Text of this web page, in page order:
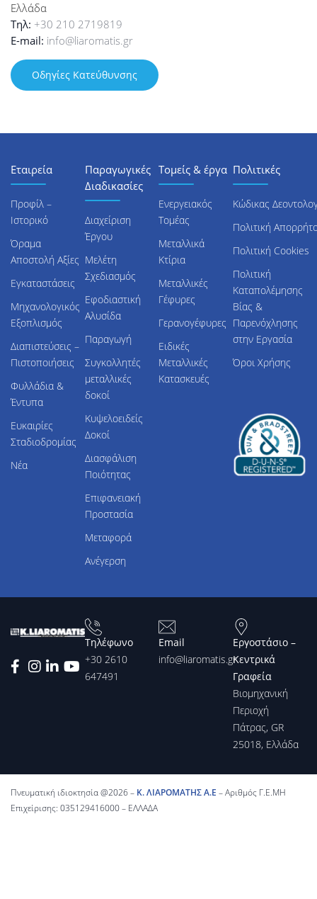
Ελλάδα
Τηλ: +30 210 2719819
E-mail: info@liaromatis.gr
Οδηγίες Κατεύθυνσης
Εταιρεία
Προφίλ –
Ιστορικό
Όραμα
Αποστολή Αξίες
Εγκαταστάσεις
Μηχανολογικός
Εξοπλισμός
Διαπιστεύσεις –
Πιστοποιήσεις
Φυλλάδια &
Έντυπα
Ευκαιρίες
Σταδιοδρομίας
Νέα
Παραγωγικές
Διαδικασίες
Διαχείριση
Έργου
Μελέτη
Σχεδιασμός
Εφοδιαστική
Αλυσίδα
Παραγωγή
Συγκολλητές
μεταλλικές
δοκοί
Κυψελοειδείς
Δοκοί
Διασφάλιση
Ποιότητας
Επιφανειακή
Προστασία
Μεταφορά
Ανέγερση
Τομείς & έργα
Ενεργειακός
Τομέας
Μεταλλικά
Κτίρια
Μεταλλικές
Γέφυρες
Γερανογέφυρες
Ειδικές
Μεταλλικές
Κατασκευές
Πολιτικές
Κώδικας
Πολιτική
Πολιτική Cookies
Πολιτική
Καταπολέμησης
Βίας &
Παρενόχλησης
στην Εργασία
Όροι Χρήσης
Τηλέφωνο
+30 2610
647491
Email
info@liaromatis.gr
Εργοστάσιο –
Κεντρικά
Γραφεία
Βιομηχανική
Περιοχή
Πάτρας, GR
25018, Ελλάδα
Πνευματική ιδιοκτησία @2026 – Κ. ΛΙΑΡΟΜΑΤΗΣ Α.Ε – Αριθμός Γ.Ε.ΜΗ
Επιχείρισης: 035129416000 – ΕΛΛΑΔΑ